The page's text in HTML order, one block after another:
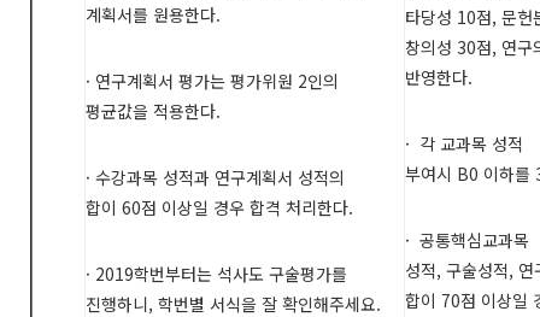
계획서를 원용한다.
· 연구계획서 평가는 평가위원 2인의
평균값을 적용한다.
· 수강과목 성적과 연구계획서 성적의
합이 60점 이상일 경우 합격 처리한다.
· 2019학번부터는 석사도 구술평가를
진행하니, 학번별 서식을 잘 확인해주세요.
타당성 10점, 문헌
창의성 30점, 연구
반영한다.
· 각 교과목 성적
부여시 B0 이하를
· 공통핵심교과목
성적, 구술성적, 연
합이 70점 이상일